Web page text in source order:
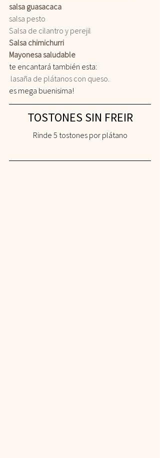
salsa guasacaca
salsa pesto
Salsa de cilantro y perejil
Salsa chimichurri
Mayonesa saludable
te encantará también esta:
lasaña de plátanos con queso.
es mega buenisima!
TOSTONES SIN FREIR
Rinde 5 tostones por plátano